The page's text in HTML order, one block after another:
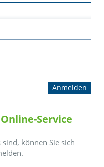
Service
können Sie sich